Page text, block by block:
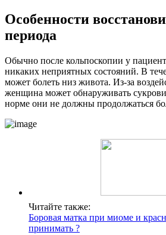
Особенности
периода
Обычно после кольпоскопии у
никаких неприятных состояний. В
может болеть низ живота. Из-за
женщина может обнаруживать
норме они не должны продолжаться
Читайте также:
Боровая матка при миоме и
принимать ?